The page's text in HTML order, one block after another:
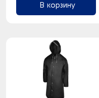
В корзину